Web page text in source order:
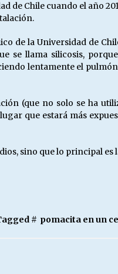
de Chile cuando el año
de la Universidad de
se llama silicosis,
lentamente el
(que no solo se ha
que estará más
sino que lo principal
# pomacita en un